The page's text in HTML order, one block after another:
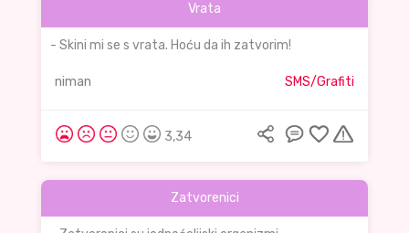
Vrata
- Skini mi se s vrata. Hoću da ih zatvorim!
niman SMS/Grafiti
3,34
Zatvorenici